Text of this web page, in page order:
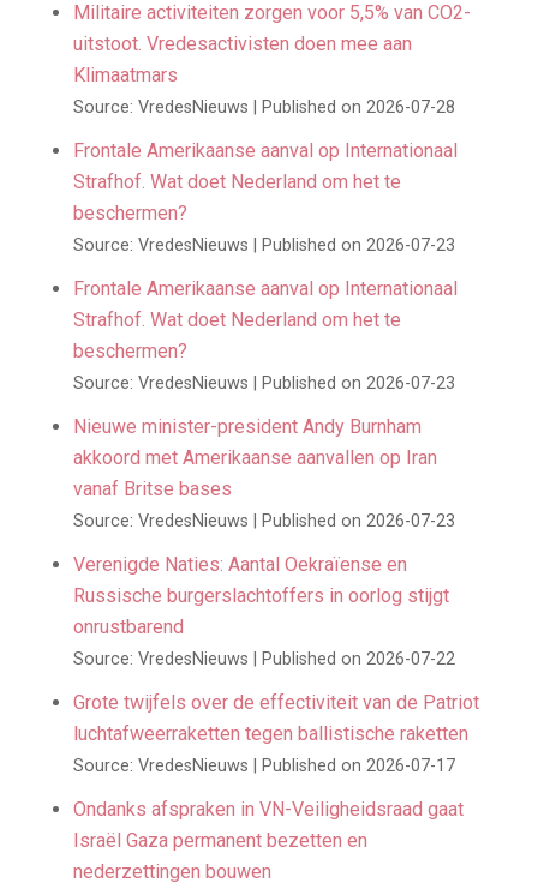
Militaire activiteiten zorgen voor 5,5% van CO2-
uitstoot. Vredesactivisten doen mee aan
Klimaatmars
Source: VredesNieuws Published on 2026-07-28
Frontale Amerikaanse aanval op Internationaal
Strafhof. Wat doet Nederland om het te
beschermen?
Source: VredesNieuws Published on 2026-07-23
Frontale Amerikaanse aanval op Internationaal
Strafhof. Wat doet Nederland om het te
beschermen?
Source: VredesNieuws Published on 2026-07-23
Nieuwe minister-president Andy Burnham
akkoord met Amerikaanse aanvallen op Iran
vanaf Britse bases
Source: VredesNieuws Published on 2026-07-23
Verenigde Naties: Aantal Oekraïense en
Russische burgerslachtoffers in oorlog stijgt
onrustbarend
Source: VredesNieuws Published on 2026-07-22
Grote twijfels over de effectiviteit van de Patriot
luchtafweerraketten tegen ballistische raketten
Source: VredesNieuws Published on 2026-07-17
Ondanks afspraken in VN-Veiligheidsraad gaat
Israël Gaza permanent bezetten en
nederzettingen bouwen